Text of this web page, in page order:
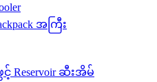
အကြီး
Reservoir ဆီးအိမ်